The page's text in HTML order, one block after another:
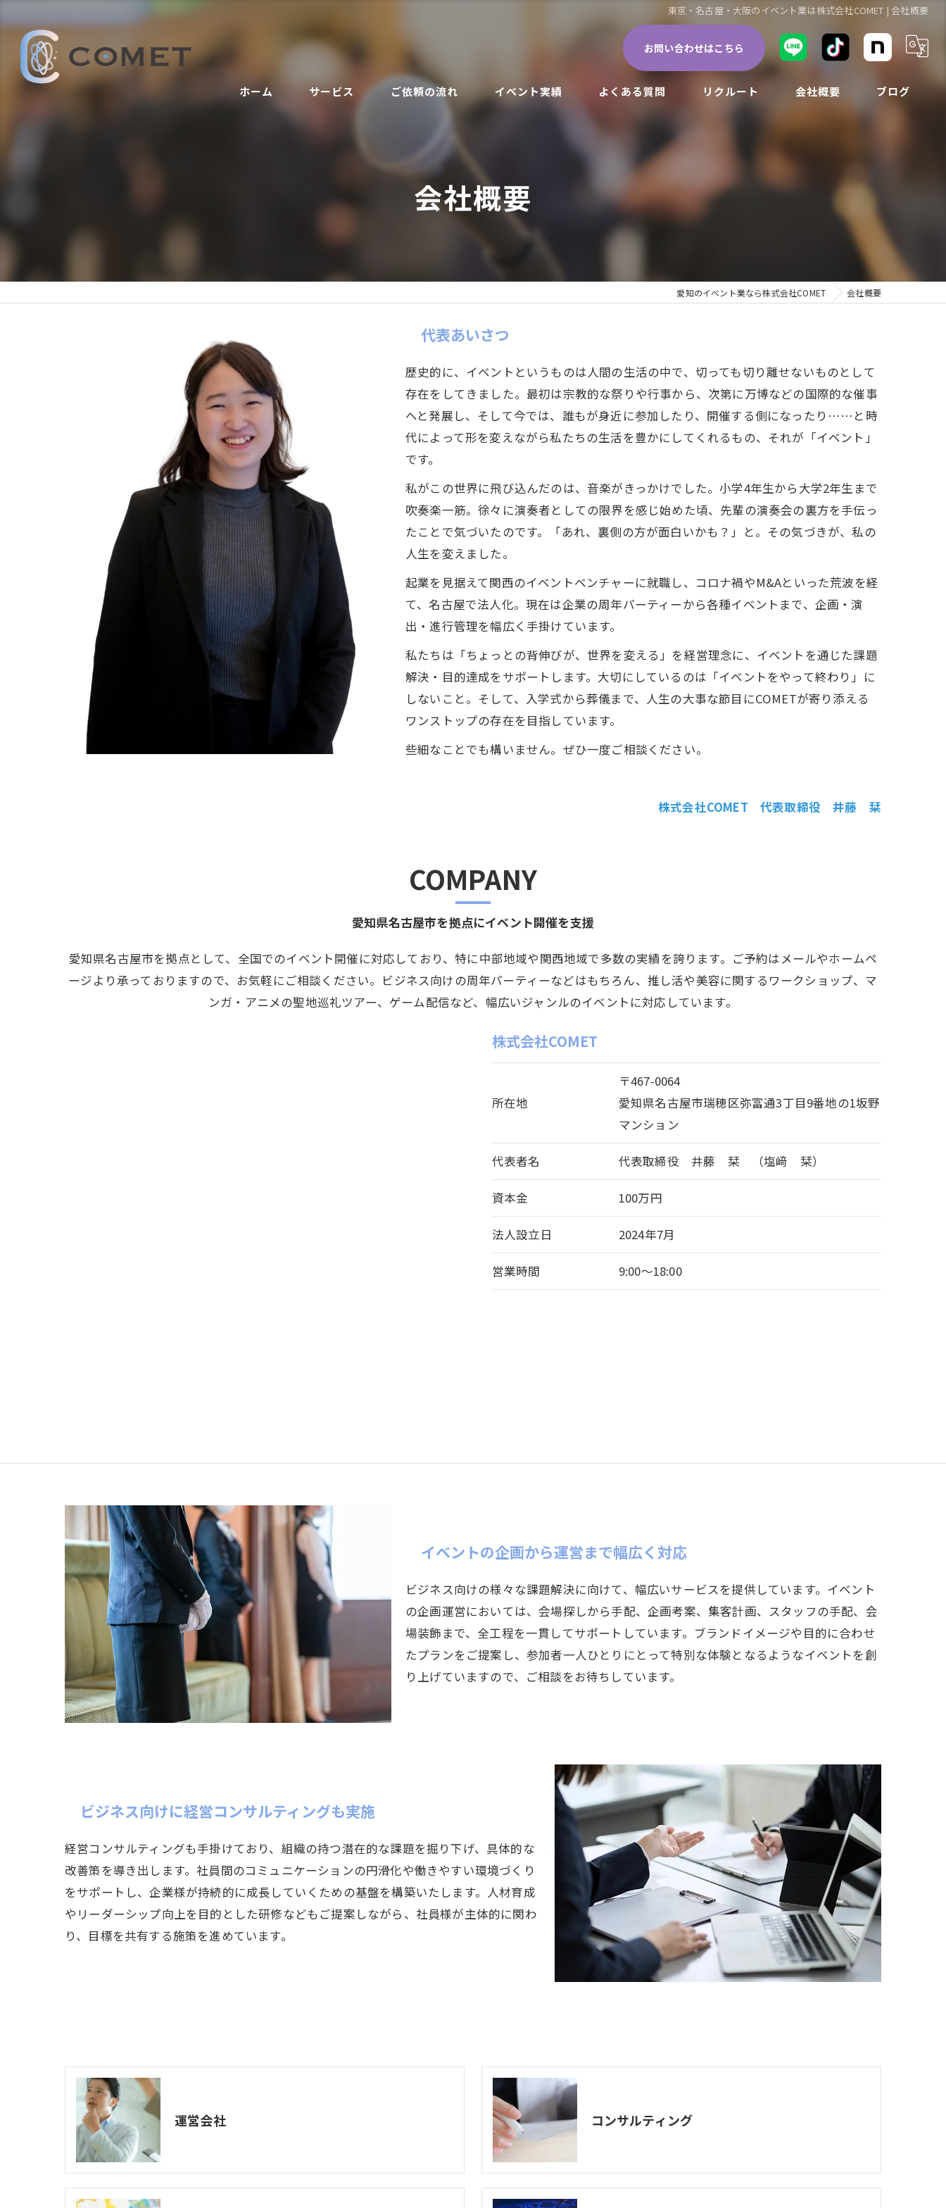
東京・名古屋・大阪のイベント業は株式会社COMET | 会社概要
お問い合わせはこちら
ホーム サービス ご依頼の流れ イベント実績 よくある質問 リクルート 会社概要 ブログ
会社概要
愛知のイベント業なら株式会社COMET 会社概要
代表あいさつ
歴史的に、イベントというものは人間の生活の中で、切っても切り離せないものとして
存在をしてきました。最初は宗教的な祭りや行事から、次第に万博などの国際的な催事
へと発展し、そして今では、誰もが身近に参加したり、開催する側になったり……と時
代によって形を変えながら私たちの生活を豊かにしてくれるもの、それが「イベント」
です。
私がこの世界に飛び込んだのは、音楽がきっかけでした。小学4年生から大学2年生まで
吹奏楽一筋。徐々に演奏者としての限界を感じ始めた頃、先輩の演奏会の裏方を手伝っ
たことで気づいたのです。「あれ、裏側の方が面白いかも？」と。その気づきが、私の
人生を変えました。
起業を見据えて関西のイベントベンチャーに就職し、コロナ禍やM&Aといった荒波を経
て、名古屋で法人化。現在は企業の周年パーティーから各種イベントまで、企画・演
出・進行管理を幅広く手掛けています。
私たちは「ちょっとの背伸びが、世界を変える」を経営理念に、イベントを通じた課題
解決・目的達成をサポートします。大切にしているのは「イベントをやって終わり」に
しないこと。そして、入学式から葬儀まで、人生の大事な節目にCOMETが寄り添える
ワンストップの存在を目指しています。
些細なことでも構いません。ぜひ一度ご相談ください。
株式会社COMET 代表取締役 井藤 栞
愛知県名古屋市を拠点にイベント開催を支援
COMPANY
愛知県名古屋市を拠点として、全国でのイベント開催に対応しており、特に中部地域や関西地域で多数の実績を誇ります。ご予約はメールやホームペ
ージより承っておりますので、お気軽にご相談ください。ビジネス向けの周年パーティーなどはもちろん、推し活や美容に関するワークショップ、マ
ンガ・アニメの聖地巡礼ツアー、ゲーム配信など、幅広いジャンルのイベントに対応しています。
株式会社COMET
所在地
〒467-0064
愛知県名古屋市瑞穂区弥富通3丁目9番地の1坂野
マンション
代表者名 代表取締役 井藤 栞 （塩﨑 栞）
資本金 100万円
法人設立日 2024年7月
営業時間 9:00～18:00
イベントの企画から運営まで幅広く対応
ビジネス向けの様々な課題解決に向けて、幅広いサービスを提供しています。イベント
の企画運営においては、会場探しから手配、企画考案、集客計画、スタッフの手配、会
場装飾まで、全工程を一貫してサポートしています。ブランドイメージや目的に合わせ
たプランをご提案し、参加者一人ひとりにとって特別な体験となるようなイベントを創
り上げていますので、ご相談をお待ちしています。
ビジネス向けに経営コンサルティングも実施
経営コンサルティングも手掛けており、組織の持つ潜在的な課題を掘り下げ、具体的な
改善策を導き出します。社員間のコミュニケーションの円滑化や働きやすい環境づくり
をサポートし、企業様が持続的に成長していくための基盤を構築いたします。人材育成
やリーダーシップ向上を目的とした研修などもご提案しながら、社員様が主体的に関わ
り、目標を共有する施策を進めています。
運営会社 コンサルティング